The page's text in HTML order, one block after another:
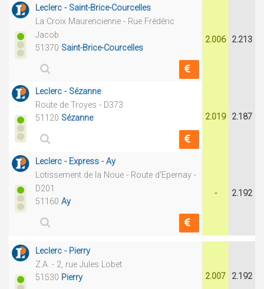
Leclerc - Saint-Brice-Courcelles
La Croix Maurencienne - Rue Frédéric
Jacob
51370 Saint-Brice-Courcelles
2.006 2.213
Leclerc - Sézanne
Route de Troyes - D373
51120 Sézanne 2.019 2.187
Leclerc - Express - Ay
Lotissement de la Noue - Route d'Epernay -
D201
51160 Ay
- 2.192
Leclerc - Pierry
Z.A. - 2, rue Jules Lobet
51530 Pierry 2.007 2.192